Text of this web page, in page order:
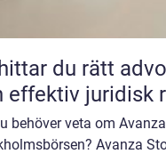
du rätt
effektiv juridisk
behöver veta om
Avanza